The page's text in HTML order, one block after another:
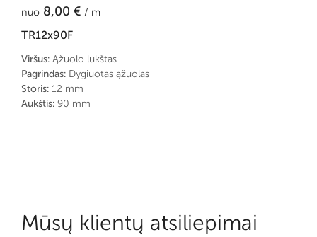
nuo 8,00 € / m
TR12x90F
Viršus: Ąžuolo lukštas
Pagrindas: Dygiuotas ąžuolas
Storis: 12 mm
Aukštis: 90 mm
Mūsų klientų atsiliepimai